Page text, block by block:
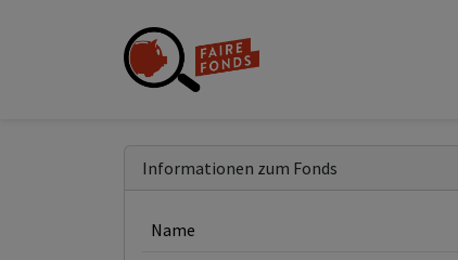
Informationen zum Fonds
Name